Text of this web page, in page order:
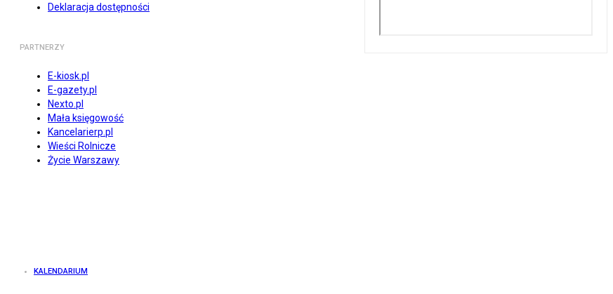
Deklaracja dostępności
PARTNERZY
E-kiosk.pl
E-gazety.pl
Nexto.pl
Mała księgowość
Kancelarierp.pl
Wieści Rolnicze
Życie Warszawy
KALENDARIUM